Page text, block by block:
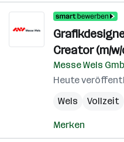
Creator (m/w/
Messe Wels
Heute
Wels
Vollzeit
Merken